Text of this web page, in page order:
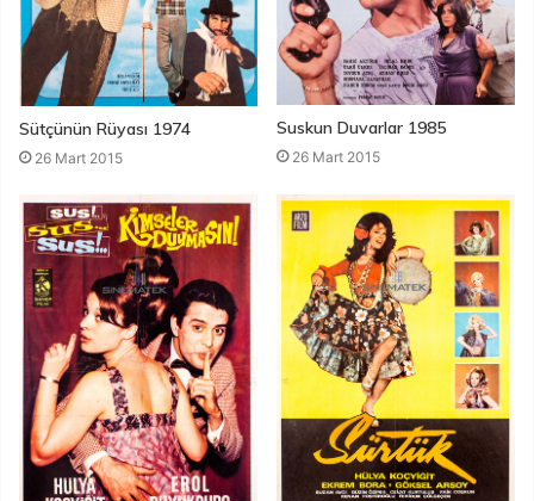
Sütçünün Rüyası 1974
26 Mart 2015
Suskun Duvarlar 1985
26 Mart 2015